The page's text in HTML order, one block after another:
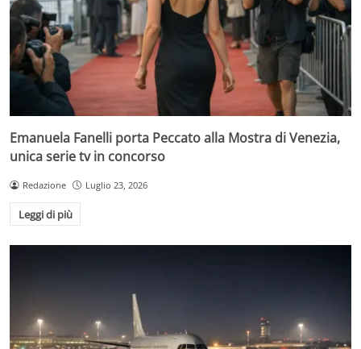
Emanuela Fanelli porta Peccato alla Mostra di Venezia,
unica serie tv in concorso
Redazione Luglio 23, 2026
Leggi di più